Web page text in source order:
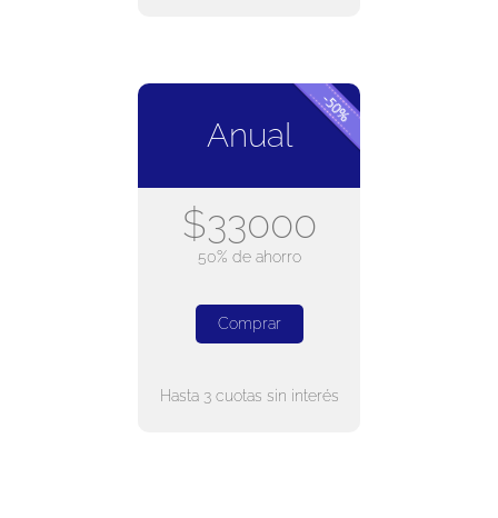
Anual
$33000
50% de ahorro
Comprar
Hasta 3 cuotas sin interés